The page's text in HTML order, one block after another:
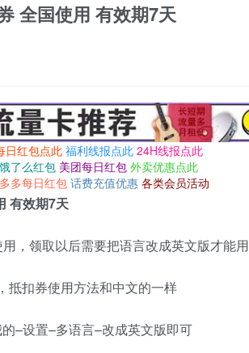
全国使用 有效期7天
日红包点此 福利线报点此 24H线报点此
饿了么红包 美团每日红包 外卖优惠点此
多每日红包 话费充值优惠 各类会员活动
有效期7天
，领取以后需要把语言改成英文版才能用
抵扣券使用方法和中文的一样
–设置–多语言–改成英文版即可